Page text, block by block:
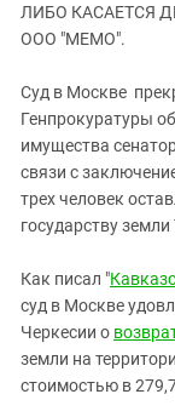
Российская
Северная Осетия -
СКФО
Чечня
Южный Кавказ
ЮФО
ЛИБО КАСАЕТСЯ
ООО "МЕМО".
Суд в Москве
Генпрокуратуры
имущества
связи с
трех человек
государству
Как писал "
суд в Москве
Черкесии о
земли на
стоимостью в